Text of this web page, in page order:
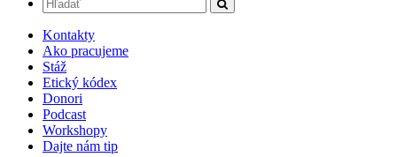
Kontakty
Ako pracujeme
Stáž
Etický kódex
Donori
Podcast
Workshopy
Dajte nám tip